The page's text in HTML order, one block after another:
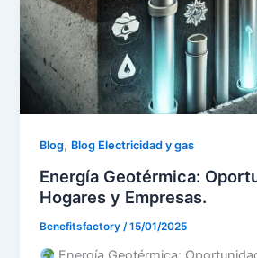
Blog, Blog Electricidad y gas
Energía Geotérmica:
Hogares y Empresas.
Benefitsfactory /15/01/2025